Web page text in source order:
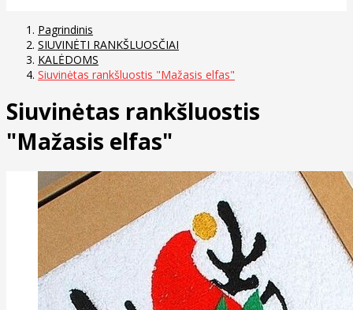
Pagrindinis
SIUVINĖTI RANKŠLUOSČIAI
KALĖDOMS
Siuvinėtas rankšluostis "Mažasis elfas"
Siuvinėtas rankšluostis
"Mažasis elfas"